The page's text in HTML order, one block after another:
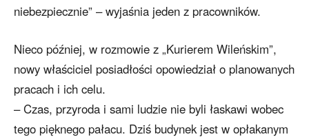
niebezpiecznie” – wyjaśnia jeden z pracowników.
Nieco później, w rozmowie z „Kurierem Wileńskim”,
nowy właściciel posiadłości opowiedział o planowanych
pracach i ich celu.
– Czas, przyroda i sami ludzie nie byli łaskawi wobec
tego pięknego pałacu. Dziś budynek jest w opłakanym